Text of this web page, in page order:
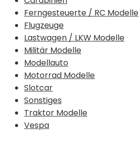
Ferngesteuerte / RC Modelle
Flugzeuge
Lastwagen / LKW Modelle
Militär Modelle
Modellauto
Motorrad Modelle
Slotcar
Sonstiges
Traktor Modelle
Vespa